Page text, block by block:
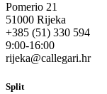
Pomerio 21
51000 Rijeka
+385 (51) 330 594
9:00-16:00
rijeka@callegari.hr
Split